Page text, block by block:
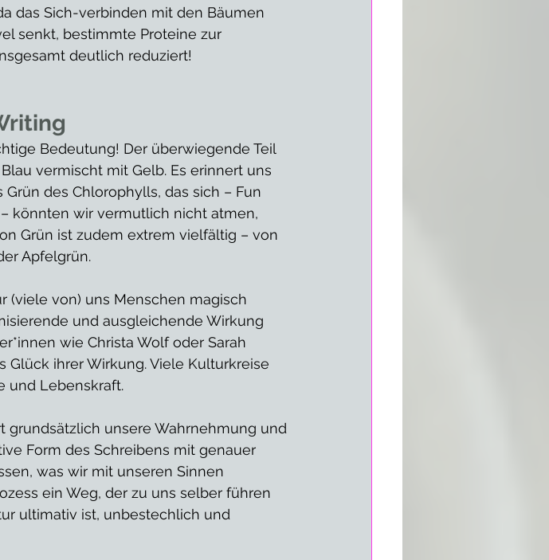
das Sich-verbinden mit den Bäumen
senkt, bestimmte Proteine zur
deutlich reduziert!
Bedeutung! Der überwiegende Teil
vermischt mit Gelb. Es erinnert uns
des Chlorophylls, das sich – Fun
könnten wir vermutlich nicht atmen,
Grün ist zudem extrem vielfältig – von
Apfelgrün.
(viele von) uns Menschen magisch
und ausgleichende Wirkung
wie Christa Wolf oder Sarah
Glück ihrer Wirkung. Viele Kulturkreise
und Lebenskraft.
grundsätzlich unsere Wahrnehmung und
Form des Schreibens mit genauer
was wir mit unseren Sinnen
ein Weg, der zu uns selber führen
ultimativ ist, unbestechlich und